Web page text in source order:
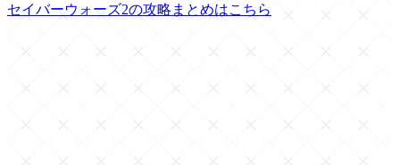
セイバーウォーズ2の攻略まとめはこちら